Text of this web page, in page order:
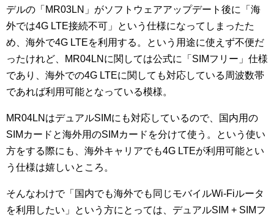
デルの「MR03LN」がソフトウェアアップデート後に「海
外では4G LTE接続不可」という仕様になってしまったた
め、海外で4G LTEを利用する。という用途に使えず不便だ
ったけれど、MR04LNに関しては公式に「SIMフリー」仕様
であり、海外での4G LTEに関しても対応している周波数帯
であれば利用可能となっている模様。
MR04LNはデュアルSIMにも対応しているので、国内用の
SIMカードと海外用のSIMカードを分けて使う。という使い
方をする際にも、海外キャリアでも4G LTEが利用可能とい
う仕様は嬉しいところ。
そんなわけで「国内でも海外でも同じモバイルWi-Fiルータ
を利用したい」という方にとっては、デュアルSIM + SIMフ